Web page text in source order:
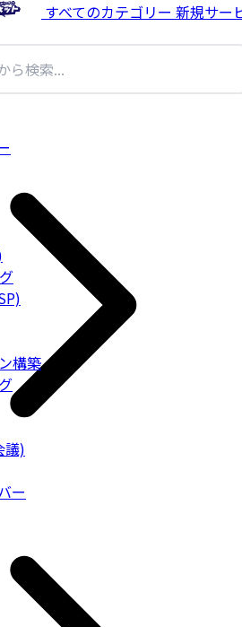
すべてのカテゴリー 新規サー
構築
議)
ー